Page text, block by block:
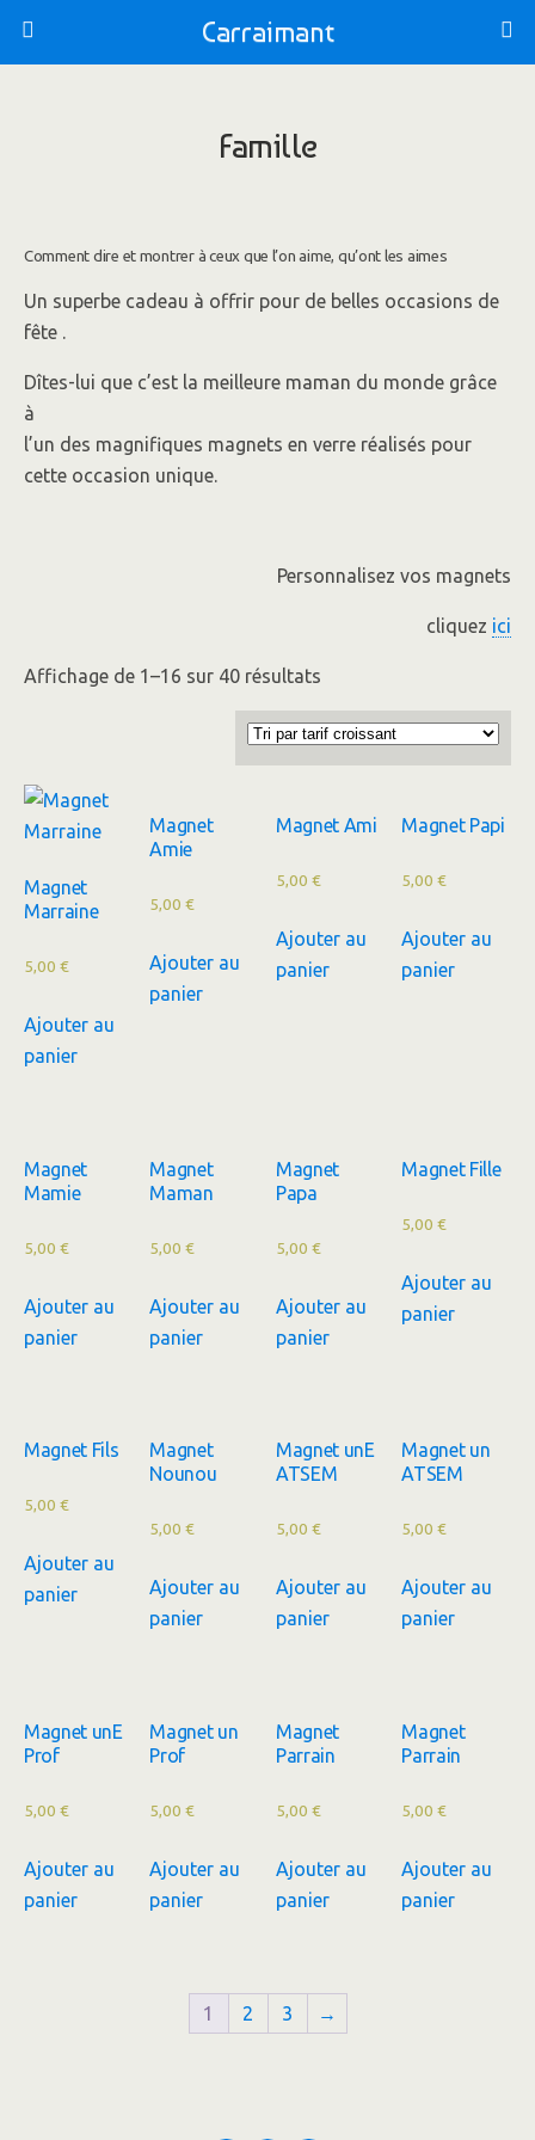
Carraimant
Famille
Comment dire et montrer à ceux que l’on aime, qu’ont les aimes
Un superbe cadeau à offrir pour de belles occasions de
fête .
Dîtes-lui que c’est la meilleure maman du monde grâce
à
l’un des magnifiques magnets en verre réalisés pour
cette occasion unique.
Personnalisez vos magnets
cliquez ici
Affichage de 1–16 sur 40 résultats
Magnet
Marraine
5,00 €
Ajouter au
panier
Magnet
Amie
5,00€
Ajouter au
panier
Magnet Ami
5,00 €
Ajouter au
panier
Magnet Papi
5,00€
Ajouter au
panier
Magnet
Mamie
5,00 €
Ajouter au
panier
Magnet
Maman
5,00€
Ajouter au
panier
Magnet
Papa
5,00 €
Ajouter au
panier
Magnet Fille
5,00€
Ajouter au
panier
Magnet Fils
5,00 €
Ajouter au
panier
Magnet
Nounou
5,00€
Ajouter au
panier
Magnet unE
ATSEM
5,00 €
Ajouter au
panier
Magnet un
ATSEM
5,00€
Ajouter au
panier
Magnet unE
Prof
5,00 €
Ajouter au
panier
Magnet un
Prof
5,00€
Ajouter au
panier
Magnet
Parrain
5,00 €
Ajouter au
panier
Magnet
Parrain
5,00€
Ajouter au
panier
1 2 3 →